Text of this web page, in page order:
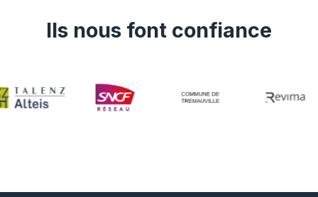
Ils nous font confiance